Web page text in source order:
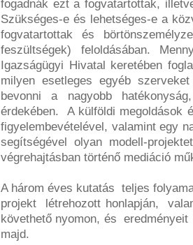
fogadnák ezt a fogvatartottak,
Szükséges-e és lehetséges-e a
fogvatartottak és
feszültségek) feloldásában.
Igazságügyi Hivatal keretében
milyen esetleges egyéb
bevonni a nagyobb
érdekében. A külföldi megoldások
figyelembevételével, valamint egy
segítségével olyan modell-
végrehajtásban történő mediáció
A három éves kutatás teljes
projekt létrehozott honlapján,
követhető nyomon, és
majd.